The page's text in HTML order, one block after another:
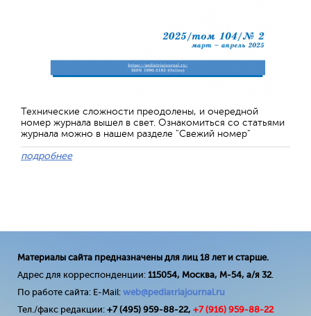
Технические сложности преодолены, и очередной
номер журнала вышел в свет. Ознакомиться со статьями
журнала можно в нашем разделе "Свежий номер"
подробнее
Материалы сайта предназначены для лиц 18 лет и старше.
Адрес для корреспонденции: 115054, Москва, М-54, а/я 32.
По работе сайта: E-Mail: web@pediatriajournal.ru
Тел./факс редакции: +7 (495) 959-88-22, +7 (916) 959-88-22